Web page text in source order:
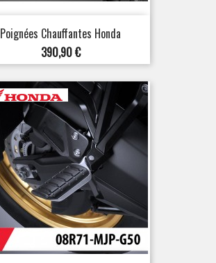
Poignées Chauffantes Honda
Prix
390,90 €